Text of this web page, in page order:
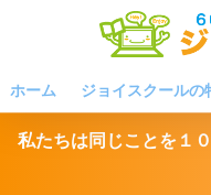
ホーム ジョイスクールの
私たちは同じことを１